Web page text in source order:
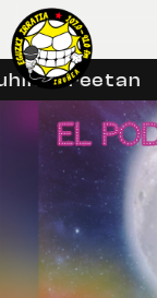
libreetan